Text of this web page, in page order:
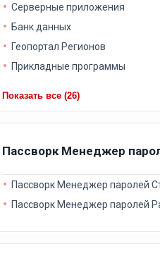
Серверные приложения
Банк данных
Геопортал Регионов
Прикладные программы
Показать все (26)
Пассворк Менеджер
Пассворк Менеджер паролей
Пассворк Менеджер паролей